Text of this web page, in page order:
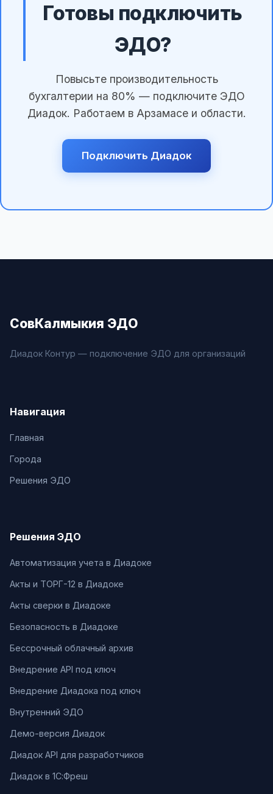
Готовы подключить
ЭДО?
Повысьте производительность
бухгалтерии на 80% — подключите ЭДО
Диадок. Работаем в Арзамасе и области.
Подключить Диадок
СовКалмыкия ЭДО
Диадок Контур — подключение ЭДО для организаций
Навигация
Главная
Города
Решения ЭДО
Решения ЭДО
Автоматизация учета в Диадоке
Акты и ТОРГ-12 в Диадоке
Акты сверки в Диадоке
Безопасность в Диадоке
Бессрочный облачный архив
Внедрение API под ключ
Внедрение Диадока под ключ
Внутренний ЭДО
Демо-версия Диадок
Диадок API для разработчиков
Диадок в 1С:Фреш